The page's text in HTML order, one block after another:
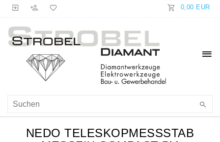
0,00 EUR
NEDO TELESKOPMESSSTAB